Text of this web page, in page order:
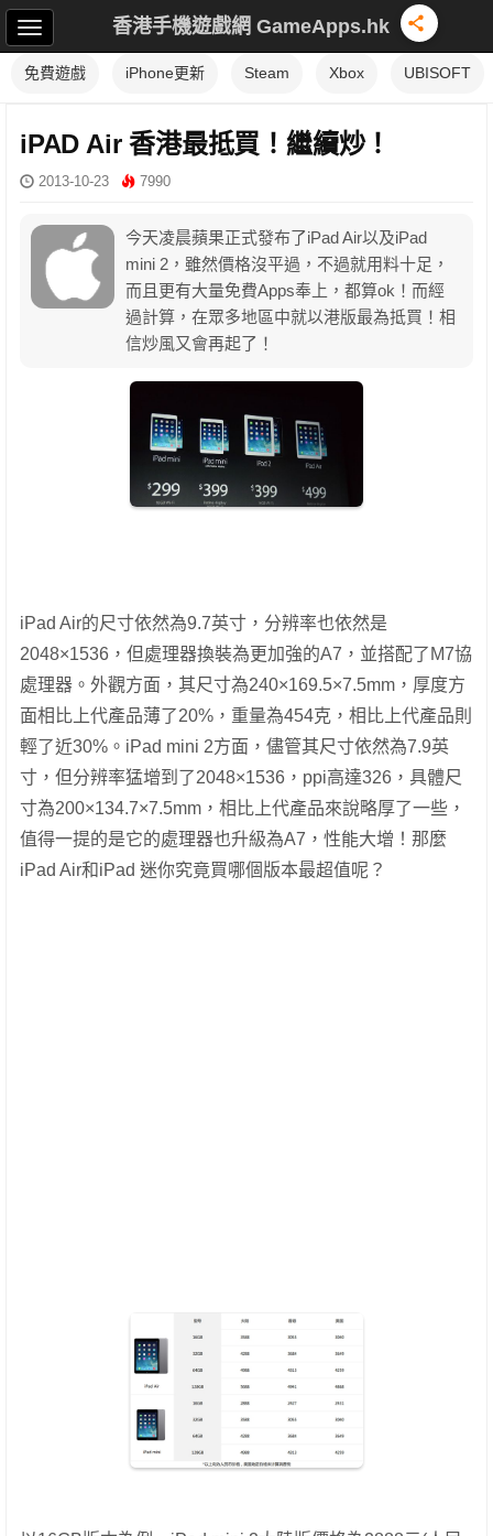
香港手機遊戲網 GameApps.hk
免費遊戲 iPhone更新 Steam Xbox UBISOFT
iPAD Air 香港最抵買！繼續炒！
2013-10-23 7990
今天凌晨蘋果正式發布了iPad Air以及iPad
mini 2，雖然價格沒平過，不過就用料十足，
而且更有大量免費Apps奉上，都算ok！而經
過計算，在眾多地區中就以港版最為抵買！相
信炒風又會再起了！
iPad Air的尺寸依然為9.7英寸，分辨率也依然是
2048×1536，但處理器換裝為更加強的A7，並搭配了M7協
處理器。外觀方面，其尺寸為240×169.5×7.5mm，厚度方
面相比上代產品薄了20%，重量為454克，相比上代產品則
輕了近30%。iPad mini 2方面，儘管其尺寸依然為7.9英
寸，但分辨率猛增到了2048×1536，ppi高達326，具體尺
寸為200×134.7×7.5mm，相比上代產品來說略厚了一些，
值得一提的是它的處理器也升級為A7，性能大增！那麼
iPad Air和iPad 迷你究竟買哪個版本最超值呢？